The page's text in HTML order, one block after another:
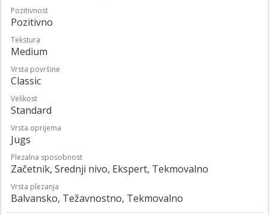
Pozitivnost
Pozitivno
Tekstura
Medium
Vrsta površine
Classic
Velikost
Standard
Vrsta oprijema
Jugs
Plezalna sposobnost
Začetnik, Srednji nivo, Ekspert, Tekmovalno
Vrsta plezanja
Balvansko, Težavnostno, Tekmovalno